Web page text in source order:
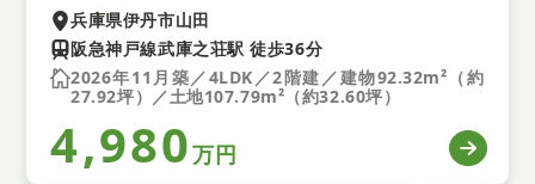
兵庫県伊丹市山田
阪急神戸線武庫之荘駅 徒歩36分
2026年11月築／4LDK／2階建／建物92.32m²（約
27.92坪）／土地107.79m²（約32.60坪）
4,980万円